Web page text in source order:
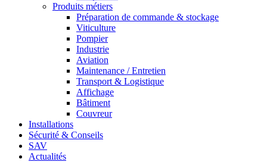
Produits métiers
Préparation de commande & stockage
Viticulture
Pompier
Industrie
Aviation
Maintenance / Entretien
Transport & Logistique
Affichage
Bâtiment
Couvreur
Installations
Sécurité & Conseils
SAV
Actualités